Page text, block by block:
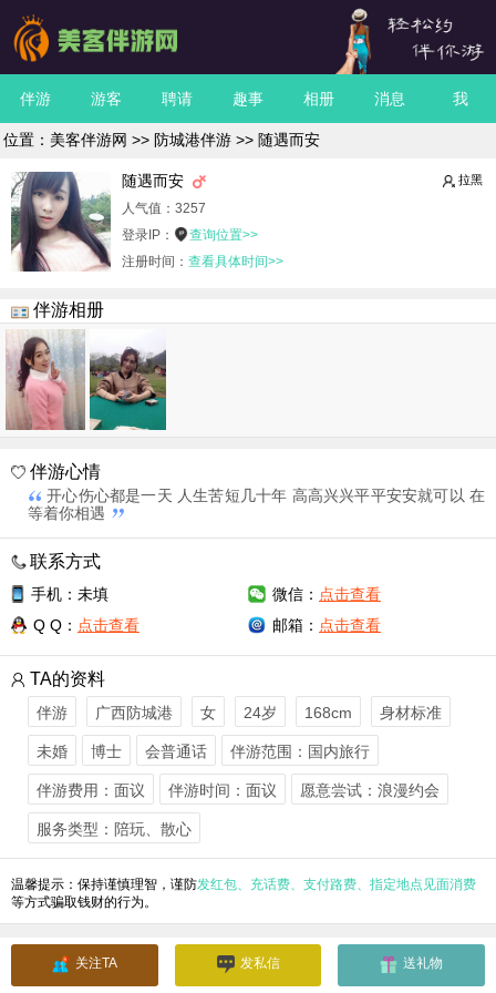
伴游 游客 聘请 趣事 相册 消息 我
位置： 美客伴游网 >> 防城港伴游>> 随遇而安
拉黑
随遇而安
人气值： 3257
登录IP：
查询位置>>
注册时间： 查看具体时间>>
伴游相册
伴游心情
开心伤心都是一天 人生苦短几十年 高高兴兴平平安安就可以 在
等着你相遇
联系方式
手机：未填 微信： 点击查看
Q Q： 点击查看 邮箱： 点击查看
TA的资料
伴游 广西防城港 女 24岁 168cm 身材标准
未婚 博士 会普通话 伴游范围：国内旅行
伴游费用：面议 伴游时间：面议 愿意尝试：浪漫约会
服务类型：陪玩、散心
温馨提示：保持谨慎理智，谨防发红包、充话费、支付路费、指定地点见面消费
等方式骗取钱财的行为。
关注TA 发私信 送礼物
Copyright © 美客伴游网 2017-2026 电脑版本